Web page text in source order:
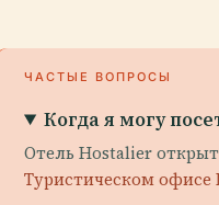
ЧАСТЫЕ ВОПРОСЫ
Когда я могу
Отель Hostalier
Туристическом офисе